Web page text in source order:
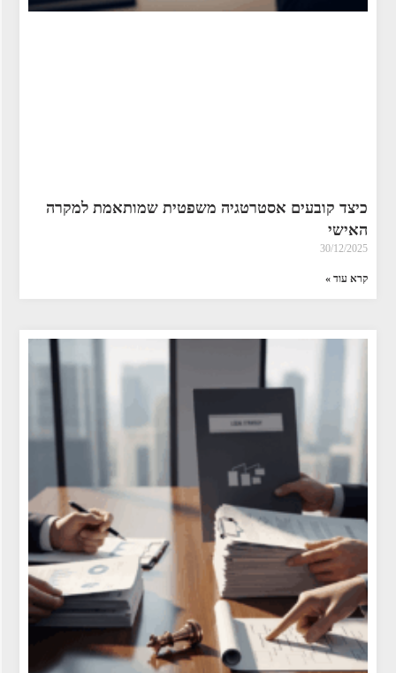
כיצד קובעים אסטרטגיה משפטית שמותאמת למקרה
האישי
30/12/2025
קרא עוד »